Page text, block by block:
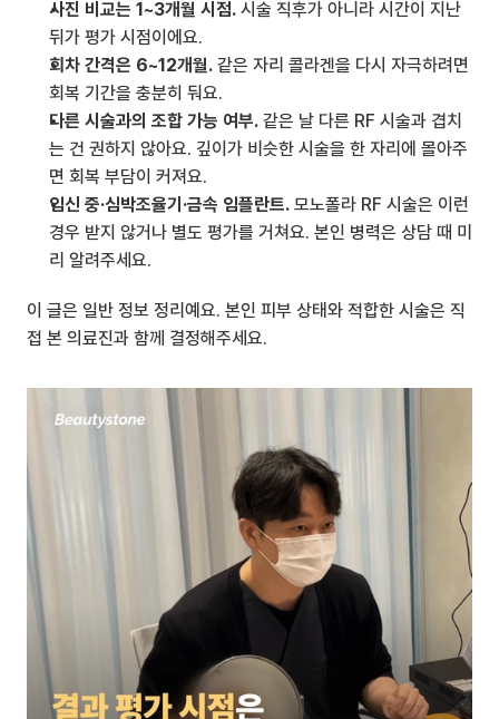
사진 비교는 1~3개월 시점. 시술 직후가 아니라 시간이 지난
뒤가 평가 시점이에요.
회차 간격은 6~12개월. 같은 자리 콜라겐을 다시 자극하려면
회복 기간을 충분히 둬요.
다른 시술과의 조합 가능 여부. 같은 날 다른 RF 시술과 겹치
는 건 권하지 않아요. 깊이가 비슷한 시술을 한 자리에 몰아주
면 회복 부담이 커져요.
임신 중·심박조율기·금속 임플란트. 모노폴라 RF 시술은 이런
경우 받지 않거나 별도 평가를 거쳐요. 본인 병력은 상담 때 미
리 알려주세요.
이 글은 일반 정보 정리예요. 본인 피부 상태와 적합한 시술은 직
접 본 의료진과 함께 결정해주세요.